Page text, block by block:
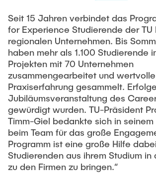
Merchandise-Shop
Arbeiten an der TU Hamburg
Stellenausschreibungen
Berufsausbildung und Praktika
Berufungen
Neue Mitarbeitende
Intern
Für Absolventinnen und
Alumni
Berufseinstieg - Career Center
Graduiertenakademie
Promotion und Habilitation
Wissenschaftliche Weiterbildung
Lehre und Lernen
Best Practices Lehre
Gute Wissenschaftliche Praxis
Future Lectures
Team
Neues aus der Forschung &
Transfer
Interdisziplinärer Workshop des FSP
„Biobasierte Prozesse und
Reaktortechnologien“
Forschung und Institute
Management-Wissenschaften und
Studiengänge
Forschung und Institute
Maschinenbau
Studiengänge
Forschung und Institute
Eine Partnerschaft vereinbaren
Strategie
ECIU University
Contacts & International Team
Seit 15 Jahren verbindet das
for Experience Studierende der TU
regionalen Unternehmen. Bis
haben mehr als 1.100 Studierende
Projekten mit 70 Unternehmen
zusammengearbeitet und wertvolle
Praxiserfahrung gesammelt.
Jubiläumsveranstaltung des
gewürdigt wurden. TU-Präsident
Timm-Giel bedankte sich in
beim Team für das große
Programm ist eine große Hilfe
Studierenden aus ihrem Studium in
zu den Firmen zu bringen.“